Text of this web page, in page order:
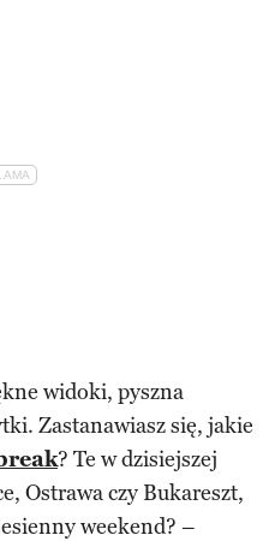
widoki, pyszna
Zastanawiasz się, jakie
? Te w dzisiejszej
Ostrawa czy Bukareszt,
weekend? –